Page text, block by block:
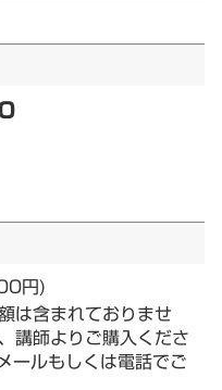
円)
は含まれておりませ
講師よりご購入くださ
ールもしくは電話でご